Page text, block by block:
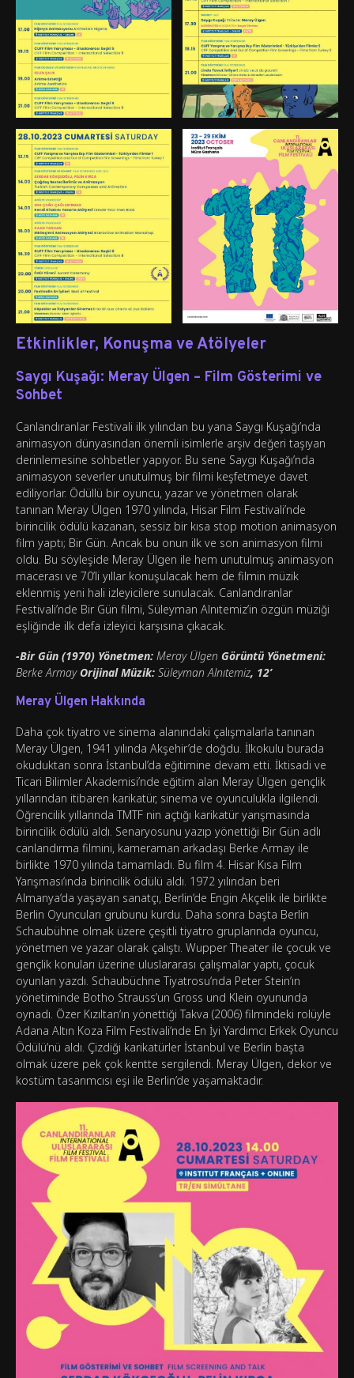
Etkinlikler, Konuşma ve Atölyeler
Saygı Kuşağı: Meray Ülgen – Film Gösterimi ve
Sohbet
Canlandıranlar Festivali ilk yılından bu yana Saygı Kuşağı’nda
animasyon dünyasından önemli isimlerle arşiv değeri taşıyan
derinlemesine sohbetler yapıyor. Bu sene Saygı Kuşağı’nda
animasyon severler unutulmuş bir filmi keşfetmeye davet
ediliyorlar. Ödüllü bir oyuncu, yazar ve yönetmen olarak
tanınan Meray Ülgen 1970 yılında, Hisar Film Festivali’nde
birincilik ödülü kazanan, sessiz bir kısa stop motion animasyon
film yaptı; Bir Gün. Ancak bu onun ilk ve son animasyon filmi
oldu. Bu söyleşide Meray Ülgen ile hem unutulmuş animasyon
macerası ve 70’li yıllar konuşulacak hem de filmin müzik
eklenmiş yeni hali izleyicilere sunulacak. Canlandıranlar
Festivali’nde Bir Gün filmi, Süleyman Alnıtemiz’in özgün müziği
eşliğinde ilk defa izleyici karşısına çıkacak.
-Bir Gün (1970) Yönetmen: Meray Ülgen Görüntü Yönetmeni:
Berke ArmayOrijinal Müzik: Süleyman Alnıtemiz, 12’
Meray Ülgen Hakkında
Daha çok tiyatro ve sinema alanındaki çalışmalarla tanınan
Meray Ülgen, 1941 yılında Akşehir’de doğdu. İlkokulu burada
okuduktan sonra İstanbul’da eğitimine devam etti. İktisadi ve
Ticari Bilimler Akademisi’nde eğitim alan Meray Ülgen gençlik
yıllarından itibaren karikatür, sinema ve oyunculukla ilgilendi.
Öğrencilik yıllarında TMTF nin açtığı karikatür yarışmasında
birincilik ödülü aldı. Senaryosunu yazıp yönettiği Bir Gün adlı
canlandırma filmini, kameraman arkadaşı Berke Armay ile
birlikte 1970 yılında tamamladı. Bu film 4. Hisar Kısa Film
Yarışması‘ında birincilik ödülü aldı. 1972 yılından beri
Almanya‘da yaşayan sanatçı, Berlin‘de Engin Akçelik ile birlikte
Berlin Oyuncuları grubunu kurdu. Daha sonra başta Berlin
Schaubühne olmak üzere çeşitli tiyatro gruplarında oyuncu,
yönetmen ve yazar olarak çalıştı. Wupper Theater ile çocuk ve
gençlik konuları üzerine uluslararası çalışmalar yaptı, çocuk
oyunları yazdı. Schaubüchne Tiyatrosu‘nda Peter Stein‘ın
yönetiminde Botho Strauss‘un Gross und Klein oyununda
oynadı. Özer Kızıltan‘ın yönettiği Takva (2006) filmindeki rolüyle
Adana Altın Koza Film Festivali‘nde En İyi Yardımcı Erkek Oyuncu
Ödülü‘nü aldı. Çizdiği karikatürler İstanbul ve Berlin başta
olmak üzere pek çok kentte sergilendi. Meray Ülgen, dekor ve
kostüm tasarımcısı eşi ile Berlin’de yaşamaktadır.